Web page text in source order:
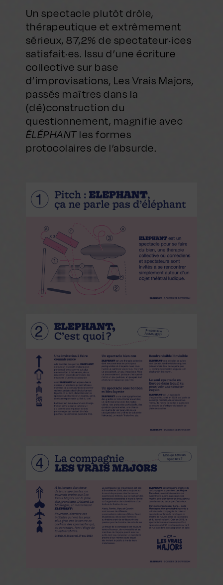
Un spectacle plutôt drôle,
thérapeutique et extrêmement
sérieux, 87,2% de spectateur·ices
satisfait·es. Issu d’une écriture
collective sur base
d’improvisations, Les Vrais Majors,
passés maîtres dans la
(dé)construction du
questionnement, magnifie avec
ÉLÉPHANT les formes
protocolaires de l’absurde.